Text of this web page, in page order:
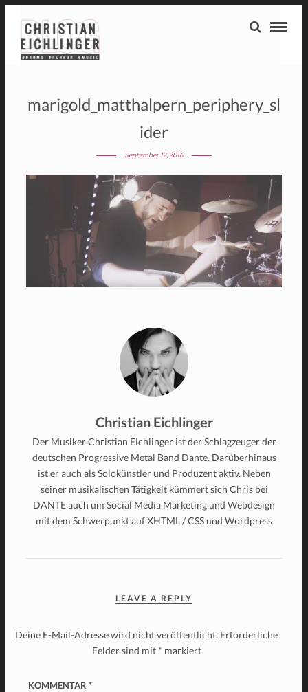
marigold_matthalpern_periphery_sl
ider
September 12, 2016
Christian Eichlinger
Der Musiker Christian Eichlinger ist der Schlagzeuger der
deutschen Progressive Metal Band Dante. Darüberhinaus
ist er auch als Solokünstler und Produzent aktiv. Neben
seiner musikalischen Tätigkeit kümmert sich Chris bei
DANTE auch um Social Media Marketing und Webdesign
mit dem Schwerpunkt auf XHTML / CSS und Wordpress
LEAVE A REPLY
Deine E-Mail-Adresse wird nicht veröffentlicht. Erforderliche
Felder sind mit * markiert
KOMMENTAR *